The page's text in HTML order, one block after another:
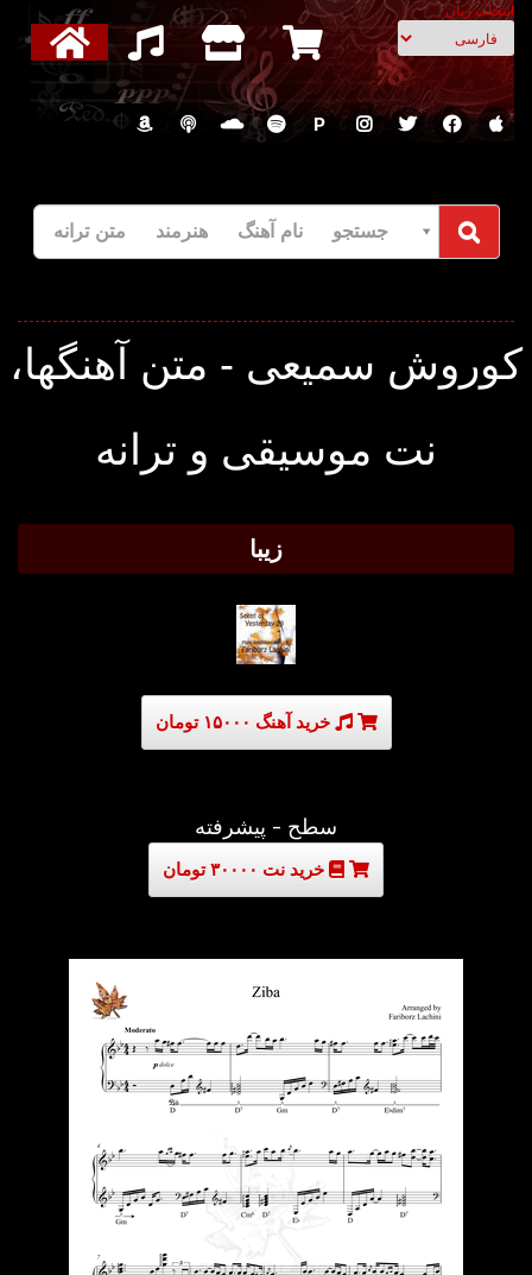
انتخاب زبان
P
جستجو نام آهنگ هنرمند متن ترانه
سمیعی - متن آهنگها،
نت موسیقی و ترانه
زیبا
خرید آهنگ ۱۵۰۰۰ تومان
سطح - پیشرفته
خرید نت ۳۰۰۰۰ تومان